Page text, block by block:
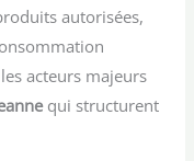
autorisées,
acteurs majeurs
qui structurent